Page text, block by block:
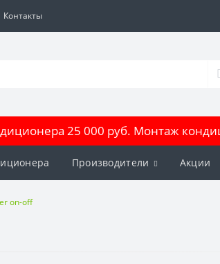
Контакты
25 000 руб. Монтаж
Производители Акции
on-off